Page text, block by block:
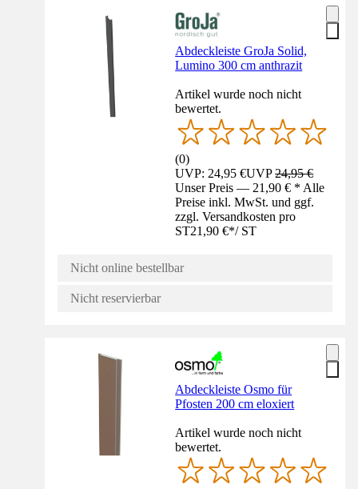
Abdeckleiste GroJa Solid,
Lumino 300 cm anthrazit
Artikel wurde noch nicht
bewertet.
(0)
UVP: 24,95 €UVP24,95 €
Unser Preis — 21,90 € * Alle
Preise inkl. MwSt. und ggf.
zzgl. Versandkosten pro
ST21,90 €*/ ST
Nicht online bestellbar
Nicht reservierbar
Abdeckleiste Osmo für
Pfosten 200 cm eloxiert
Artikel wurde noch nicht
bewertet.